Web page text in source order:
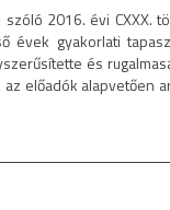
2016. évi CXXX.
gyakorlati
és
előadók alapvetően